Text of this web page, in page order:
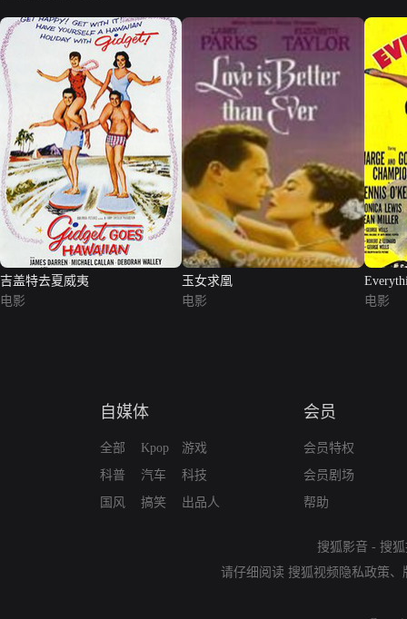
吉盖特去夏威夷
电影
玉女求凰
电影
电影
自媒体
全部
科普
国风
Kpop
汽车
搞笑
游戏
科技
出品人
会员
会员特权
会员剧场
帮助
搜狐影音 - 搜
请仔细阅读 搜狐视频隐私政策、